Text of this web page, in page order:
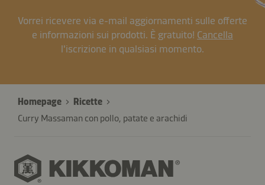
Vorrei ricevere via e-mail aggiornamenti sulle offerte
e informazioni sui prodotti. È gratuito! Cancella
l'iscrizione in qualsiasi momento.
Homepage
Ricette
Curry Massaman con pollo, patate e arachidi